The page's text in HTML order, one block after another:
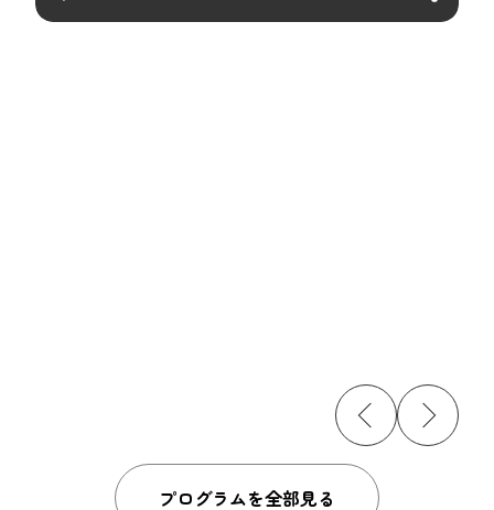
プログラムを全部見る